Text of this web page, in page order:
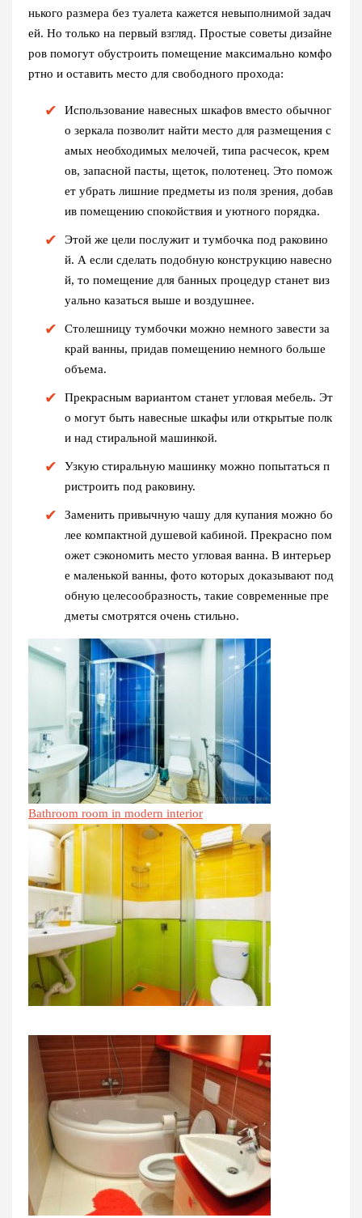
нького размера без туалета кажется невыполнимой задач
ей. Но только на первый взгляд. Простые советы дизайне
ров помогут обустроить помещение максимально комфо
ртно и оставить место для свободного прохода:
Использование навесных шкафов вместо обычног
о зеркала позволит найти место для размещения с
амых необходимых мелочей, типа расчесок, крем
ов, запасной пасты, щеток, полотенец. Это помож
ет убрать лишние предметы из поля зрения, добав
ив помещению спокойствия и уютного порядка.
Этой же цели послужит и тумбочка под раковино
й. А если сделать подобную конструкцию навесно
й, то помещение для банных процедур станет виз
уально казаться выше и воздушнее.
Столешницу тумбочки можно немного завести за
край ванны, придав помещению немного больше
объема.
Прекрасным вариантом станет угловая мебель. Эт
о могут быть навесные шкафы или открытые полк
и над стиральной машинкой.
Узкую стиральную машинку можно попытаться п
ристроить под раковину.
Заменить привычную чашу для купания можно бо
лее компактной душевой кабиной. Прекрасно пом
ожет сэкономить место угловая ванна. В интерьер
е маленькой ванны, фото которых доказывают под
обную целесообразность, такие современные пре
дметы смотрятся очень стильно.
Bathroom room in modern interior